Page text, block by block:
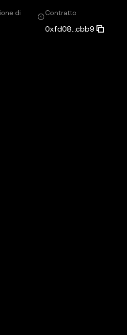
di
Contratto
0xfd08...cbb9